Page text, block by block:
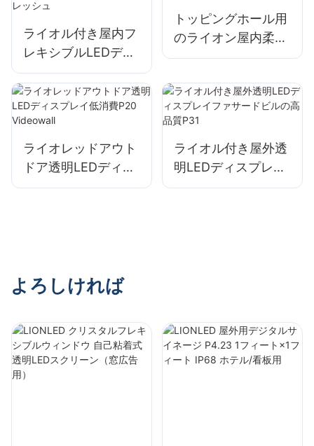
ライオル付き屋内フ
レキシブルLEDディ
スプレイp1.25パー
ティー/マーケット
の高いリフレッシュ
トッピングホール用
のライオン屋内柔軟
なLEDディスプレイ
ール
ライオレッドアウト
ドア透明LEDディス
プレイ低消費P20
ライオル付き屋外透
明LEDディスプレイ
ファサードビルの高
よろしければ